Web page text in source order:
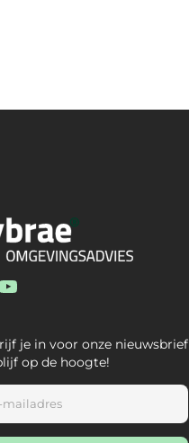
LinkedIn
je in voor onze nieuwsbrief
op de hoogte!